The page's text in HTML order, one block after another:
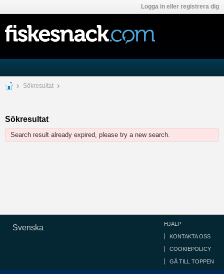
Logga in eller registrera dig
Sökresultat
Sökresultat
Search result already expired, please try a new search.
Svenska HJÄLP
KONTAKTA OSS
COOKIEPOLICY
GÅ TILL TOPPEN